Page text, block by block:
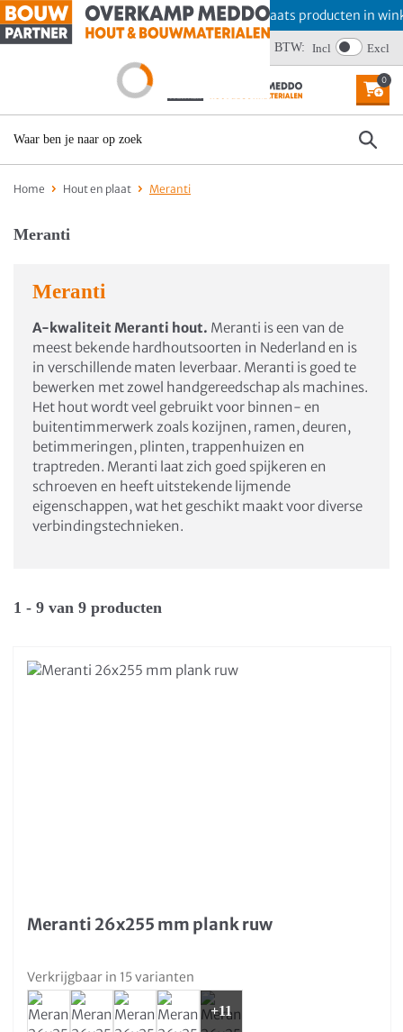
Offerte aanvragen? Plaats producten in
Wij scoren een 4,6 BTW: Incl Excl
0
Home Hout en plaat Meranti
Meranti
Meranti
A-kwaliteit Meranti hout. Meranti is een van de
meest bekende hardhoutsoorten in Nederland en is
in verschillende maten leverbaar. Meranti is goed te
bewerken met zowel handgereedschap als machines.
Het hout wordt veel gebruikt voor binnen- en
buitentimmerwerk zoals kozijnen, ramen, deuren,
betimmeringen, plinten, trappenhuizen en
traptreden. Meranti laat zich goed spijkeren en
schroeven en heeft uitstekende lijmende
eigenschappen, wat het geschikt maakt voor diverse
verbindingstechnieken.
1 - 9 van 9 producten
Meranti 26x255 mm plank ruw
Verkrijgbaar in 15 varianten
+11